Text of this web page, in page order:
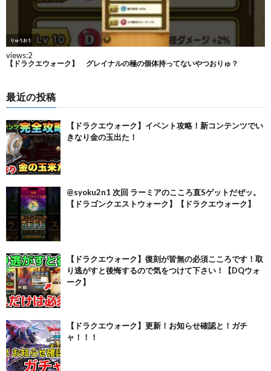
最近の投稿
【ドラクエウォーク】イベント攻略！新コンテンツでい
きなり金の玉出た！
@syoku2n1 次回 ラーミアのこころ直Sゲットだぜッ。
【ドラゴンクエストウォーク】【ドラクエウォーク】
【ドラクエウォーク】復刻が皆無の必須こころです！取
り逃がすと後悔するので気をつけて下さい！【DQウォ
ーク】
【ドラクエウォーク】更新！お知らせ確認と！ガチ
ャ！！！